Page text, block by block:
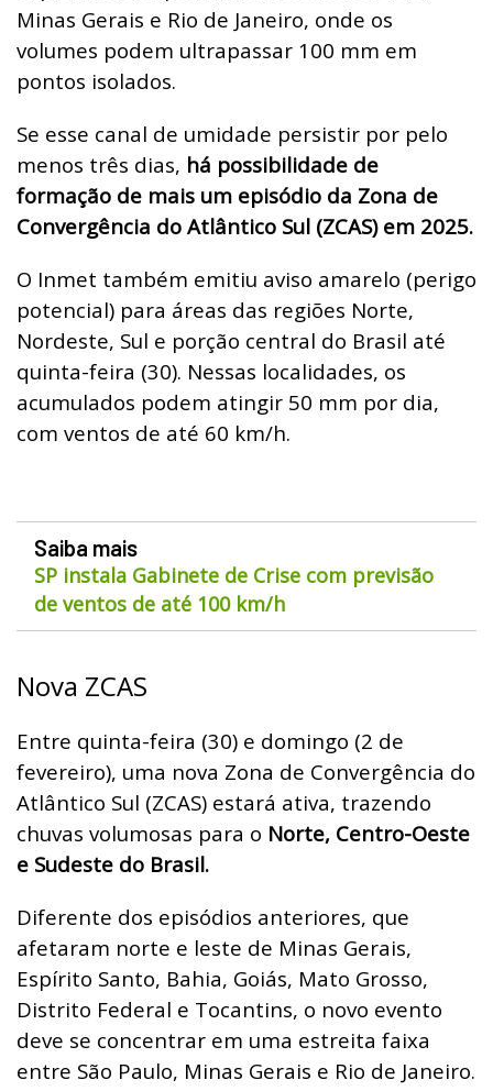
Minas Gerais e Rio de Janeiro, onde os
volumes podem ultrapassar 100 mm em
pontos isolados.
Se esse canal de umidade persistir por pelo
menos três dias, há possibilidade de
formação de mais um episódio da Zona de
Convergência do Atlântico Sul (ZCAS) em 2025.
O Inmet também emitiu aviso amarelo (perigo
potencial) para áreas das regiões Norte,
Nordeste, Sul e porção central do Brasil até
quinta-feira (30). Nessas localidades, os
acumulados podem atingir 50 mm por dia,
com ventos de até 60 km/h.
Saiba mais
SP instala Gabinete de Crise com previsão
de ventos de até 100 km/h
Nova ZCAS
Entre quinta-feira (30) e domingo (2 de
fevereiro), uma nova Zona de Convergência do
Atlântico Sul (ZCAS) estará ativa, trazendo
chuvas volumosas para o Norte, Centro-Oeste
e Sudeste do Brasil.
Diferente dos episódios anteriores, que
afetaram norte e leste de Minas Gerais,
Espírito Santo, Bahia, Goiás, Mato Grosso,
Distrito Federal e Tocantins, o novo evento
deve se concentrar em uma estreita faixa
entre São Paulo, Minas Gerais e Rio de Janeiro.